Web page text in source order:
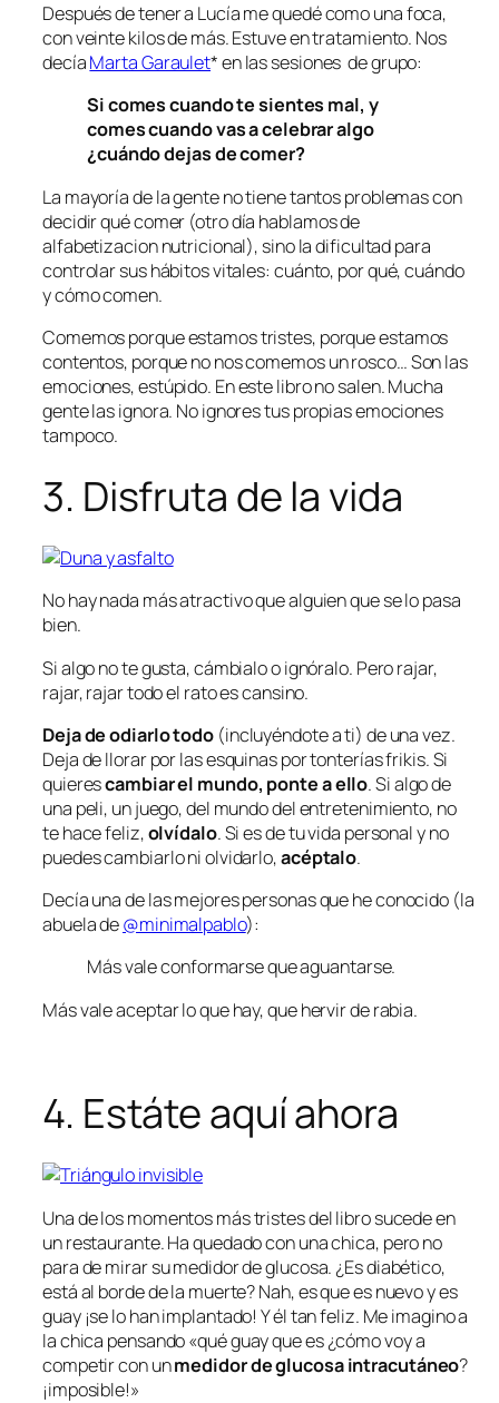
Después de tener a Lucía me quedé como una foca,
con veinte kilos de más. Estuve en tratamiento. Nos
decíaMarta Garaulet* en las sesiones de grupo:
Si comes cuando te sientes mal, y
comes cuando vas a celebrar algo
¿cuándo dejas de comer?
La mayoría de la gente no tiene tantos problemas con
decidirquécomer (otro día hablamos de
alfabetizacion nutricional), sino la dificultad para
controlar sus hábitos vitales: cuánto, por qué, cuándo
y cómo comen.
Comemos porque estamos tristes, porque estamos
contentos, porque no nos comemos un rosco… Son las
emociones, estúpido. En este libro no salen. Mucha
gente las ignora. No ignores tus propias emociones
tampoco.
3. Disfruta de la vida
No hay nada más atractivo que alguien que se lo pasa
bien.
Si algo no te gusta, cámbialo o ignóralo. Pero rajar,
rajar, rajar todo el rato es cansino.
Deja de odiarlo todo (incluyéndote a ti) de una vez.
Deja de llorar por las esquinas por tonterías frikis. Si
quierescambiar el mundo, ponte a ello. Si algo de
una peli, un juego, del mundo del entretenimiento, no
te hace feliz,olvídalo. Si es de tu vida personal y no
puedes cambiarlo ni olvidarlo,acéptalo.
Decía una de las mejores personas que he conocido (la
abuela de@minimalpablo):
Más vale conformarse que aguantarse.
Más vale aceptar lo que hay, que hervir de rabia.
4. Estáte aquí ahora
Una de los momentos más tristes del libro sucede en
un restaurante. Ha quedado con una chica, pero no
para de mirar su medidor de glucosa. ¿Es diabético,
está al borde de la muerte? Nah, es que es nuevo y es
guay ¡se lo han implantado! Y él tan feliz. Me imagino a
la chica pensando«qué guay que es ¿cómo voy a
competir con unmedidor de glucosaintracutáneo?
¡imposible!»